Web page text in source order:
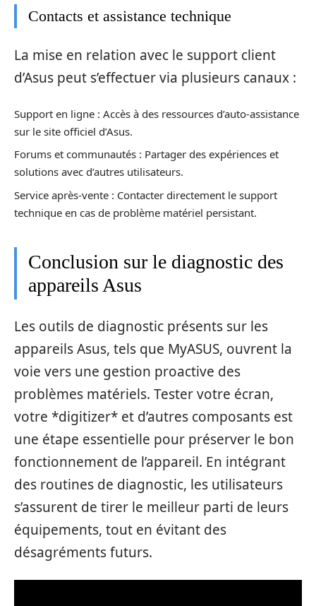
Contacts et assistance technique
La mise en relation avec le support client
d’Asus peut s’effectuer via plusieurs canaux :
Support en ligne : Accès à des ressources d’auto-assistance
sur le site officiel d’Asus.
Forums et communautés : Partager des expériences et
solutions avec d’autres utilisateurs.
Service après-vente : Contacter directement le support
technique en cas de problème matériel persistant.
Conclusion sur le diagnostic des
appareils Asus
Les outils de diagnostic présents sur les
appareils Asus, tels que MyASUS, ouvrent la
voie vers une gestion proactive des
problèmes matériels. Tester votre écran,
votre *digitizer* et d’autres composants est
une étape essentielle pour préserver le bon
fonctionnement de l’appareil. En intégrant
des routines de diagnostic, les utilisateurs
s’assurent de tirer le meilleur parti de leurs
équipements, tout en évitant des
désagréments futurs.